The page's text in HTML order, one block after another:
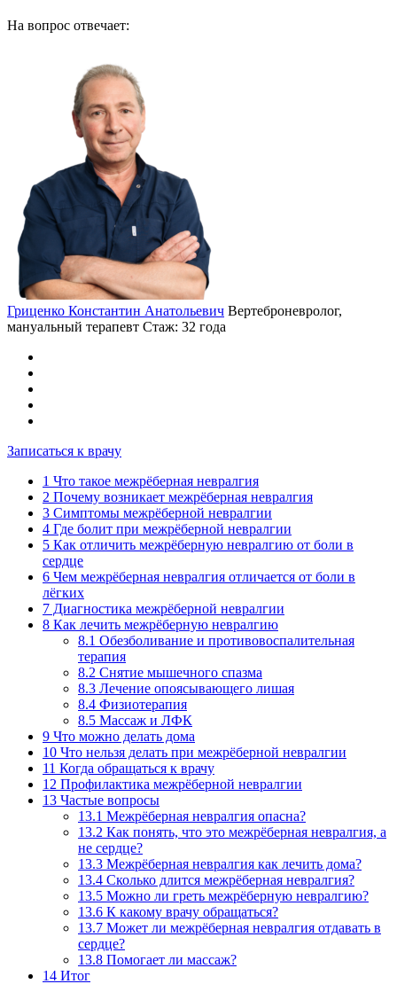
На вопрос отвечает:
Гриценко Константин Анатольевич Вертеброневролог,
мануальный терапевт Стаж: 32 года
Записаться к врачу
1 Что такое межрёберная невралгия
2 Почему возникает межрёберная невралгия
3 Симптомы межрёберной невралгии
4 Где болит при межрёберной невралгии
5 Как отличить межрёберную невралгию от боли в
сердце
6 Чем межрёберная невралгия отличается от боли в
лёгких
7 Диагностика межрёберной невралгии
8 Как лечить межрёберную невралгию
8.1 Обезболивание и противовоспалительная
терапия
8.2 Снятие мышечного спазма
8.3 Лечение опоясывающего лишая
8.4 Физиотерапия
8.5 Массаж и ЛФК
9 Что можно делать дома
10 Что нельзя делать при межрёберной невралгии
11 Когда обращаться к врачу
12 Профилактика межрёберной невралгии
13 Частые вопросы
13.1 Межрёберная невралгия опасна?
13.2 Как понять, что это межрёберная невралгия, а
не сердце?
13.3 Межрёберная невралгия как лечить дома?
13.4 Сколько длится межрёберная невралгия?
13.5 Можно ли греть межрёберную невралгию?
13.6 К какому врачу обращаться?
13.7 Может ли межрёберная невралгия отдавать в
сердце?
13.8 Помогает ли массаж?
14 Итог